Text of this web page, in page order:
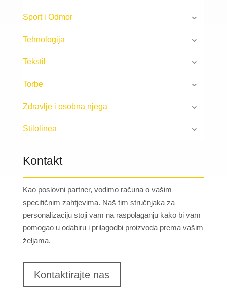
Sport i Odmor
Tehnologija
Tekstil
Torbe
Zdravlje i osobna njega
Stilolinea
Kontakt
Kao poslovni partner, vodimo računa o vašim
specifičnim zahtjevima. Naš tim stručnjaka za
personalizaciju stoji vam na raspolaganju kako bi vam
pomogao u odabiru i prilagodbi proizvoda prema vašim
željama.
Kontaktirajte nas